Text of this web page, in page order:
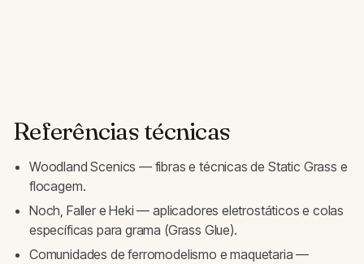
Referências técnicas
Woodland Scenics — fibras e técnicas de Static Grass e
flocagem.
Noch, Faller e Heki — aplicadores eletrostáticos e colas
específicas para grama (Grass Glue).
Comunidades de ferromodelismo e maquetaria —